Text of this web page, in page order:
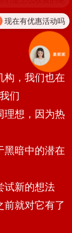
构，我们也在
们
理想，因为热
黑暗中的潜在
试新的想法
前就对它有了
现在有优惠活动吗